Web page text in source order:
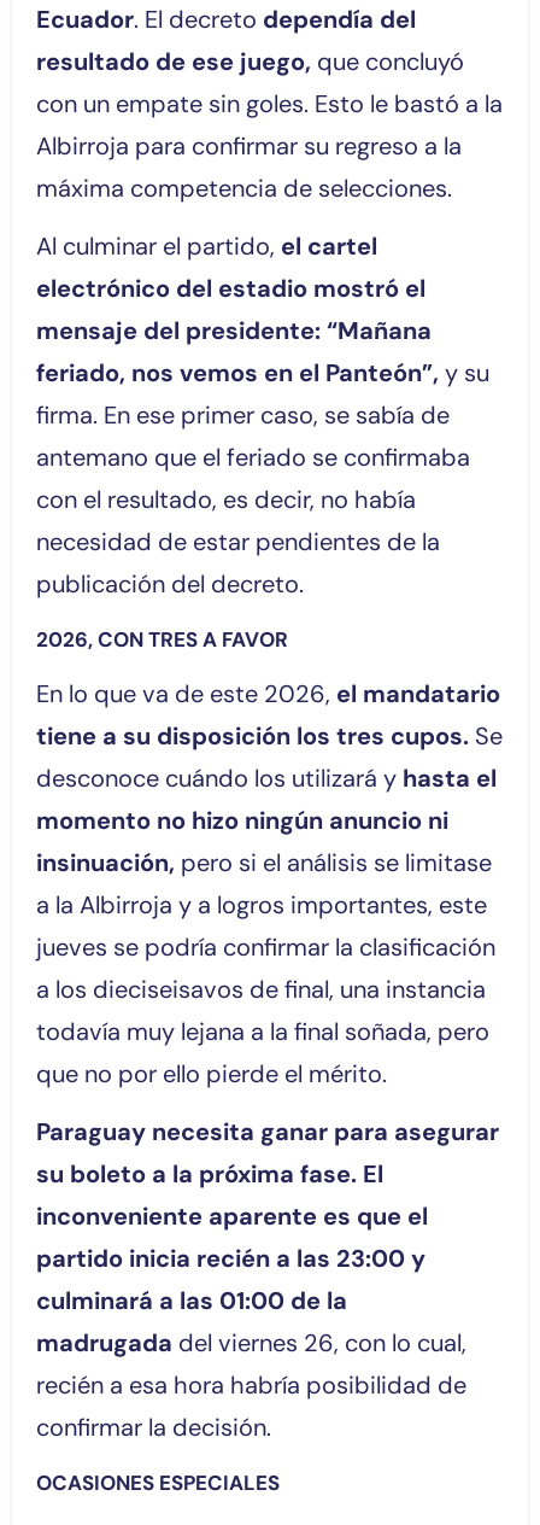
Ecuador. El decreto dependía del
resultado de ese juego, que concluyó
con un empate sin goles. Esto le bastó a la
Albirroja para confirmar su regreso a la
máxima competencia de selecciones.
Al culminar el partido, el cartel
electrónico del estadio mostró el
mensaje del presidente: “Mañana
feriado, nos vemos en el Panteón”, y su
firma. En ese primer caso, se sabía de
antemano que el feriado se confirmaba
con el resultado, es decir, no había
necesidad de estar pendientes de la
publicación del decreto.
2026, CON TRES A FAVOR
En lo que va de este 2026, el mandatario
tiene a su disposición los tres cupos.Se
desconoce cuándo los utilizará y hasta el
momento no hizo ningún anuncio ni
insinuación, pero si el análisis se limitase
a la Albirroja y a logros importantes, este
jueves se podría confirmar la clasificación
a los dieciseisavos de final, una instancia
todavía muy lejana a la final soñada, pero
que no por ello pierde el mérito.
Paraguay necesita ganar para asegurar
su boleto a la próxima fase. El
inconveniente aparente es que el
partido inicia recién a las 23:00 y
culminará a las 01:00 de la
madrugada del viernes 26, con lo cual,
recién a esa hora habría posibilidad de
confirmar la decisión.
OCASIONES ESPECIALES